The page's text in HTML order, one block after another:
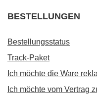
BESTELLUNGEN
Bestellungsstatus
Track-Paket
Ich möchte die Ware
Ich möchte vom Vertrag